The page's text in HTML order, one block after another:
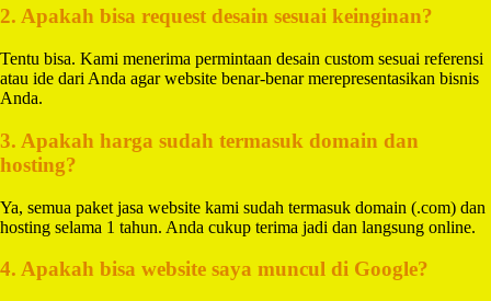
2. Apakah bisa request desain sesuai keinginan?
Tentu bisa. Kami menerima permintaan desain custom sesuai referensi
atau ide dari Anda agar website benar-benar merepresentasikan bisnis
Anda.
3. Apakah harga sudah termasuk domain dan
hosting?
Ya, semua paket jasa website kami sudah termasuk domain (.com) dan
hosting selama 1 tahun. Anda cukup terima jadi dan langsung online.
4. Apakah bisa website saya muncul di Google?